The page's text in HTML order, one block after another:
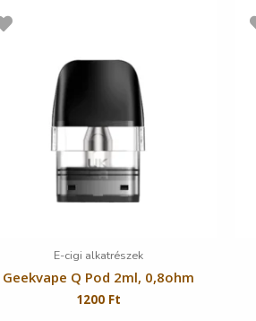
E-cigi alkatrészek
Geekvape Q Pod 2ml, 0,8ohm
1200 Ft